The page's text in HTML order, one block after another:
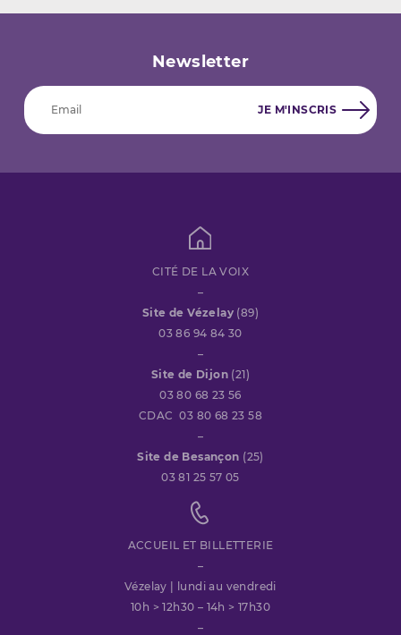
Newsletter
CITÉ DE LA VOIX
–
Site de Vézelay (89)
03 86 94 84 30
–
Site de Dijon (21)
03 80 68 23 56
CDAC 03 80 68 23 58
–
Site de Besançon (25)
03 81 25 57 05
ACCUEIL ET BILLETTERIE
–
Vézelay | lundi au vendredi
10h > 12h30 – 14h > 17h30
–